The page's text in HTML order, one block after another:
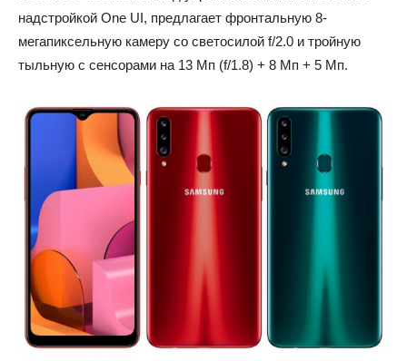
надстройкой One UI, предлагает фронтальную 8-
мегапиксельную камеру со светосилой f/2.0 и тройную
тыльную с сенсорами на 13 Мп (f/1.8) + 8 Мп + 5 Мп.